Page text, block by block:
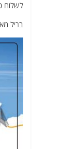
לשלוח 150,000 מנות של החיסון ללוב שסועת המלחמה.
בריל